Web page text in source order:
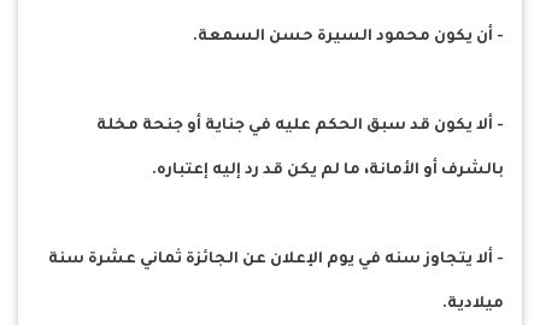
- أن يكون محمود السيرة حسن السمعة.
- ألا يكون قد سبق الحكم عليه في جناية أو جنحة مخلة
بالشرف أو الأمانة، ما لم يكن قد رد إليه إعتباره.
- ألا يتجاوز سنه في يوم الإعلان عن الجائزة ثماني عشرة سنة
ميلادية.